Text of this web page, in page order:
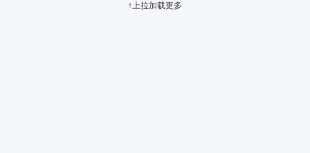
↑上拉加载更多